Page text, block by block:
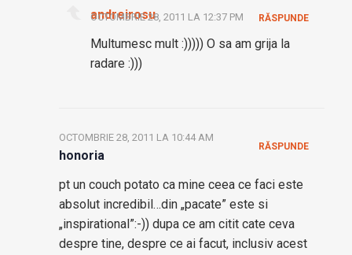
andreirosu
OCTOMBRIE 28, 2011 LA 12:37 PM
Multumesc mult :))))) O sa am grija la
radare :)))
RĂSPUNDE
honoria
OCTOMBRIE 28, 2011 LA 10:44 AM
pt un couch potato ca mine ceea ce faci este
absolut incredibil…din „pacate” este si
„inspirational”:-)) dupa ce am citit cate ceva
despre tine, despre ce ai facut, inclusiv acest
RĂSPUNDE